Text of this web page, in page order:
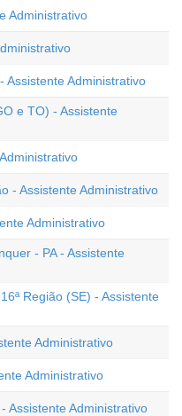
Administrativo
Assistente Administrativo
e TO) - Assistente
- Assistente Administrativo
Administrativo
- PA - Assistente
Região (SE) - Assistente
Administrativo
Administrativo
Assistente Administrativo